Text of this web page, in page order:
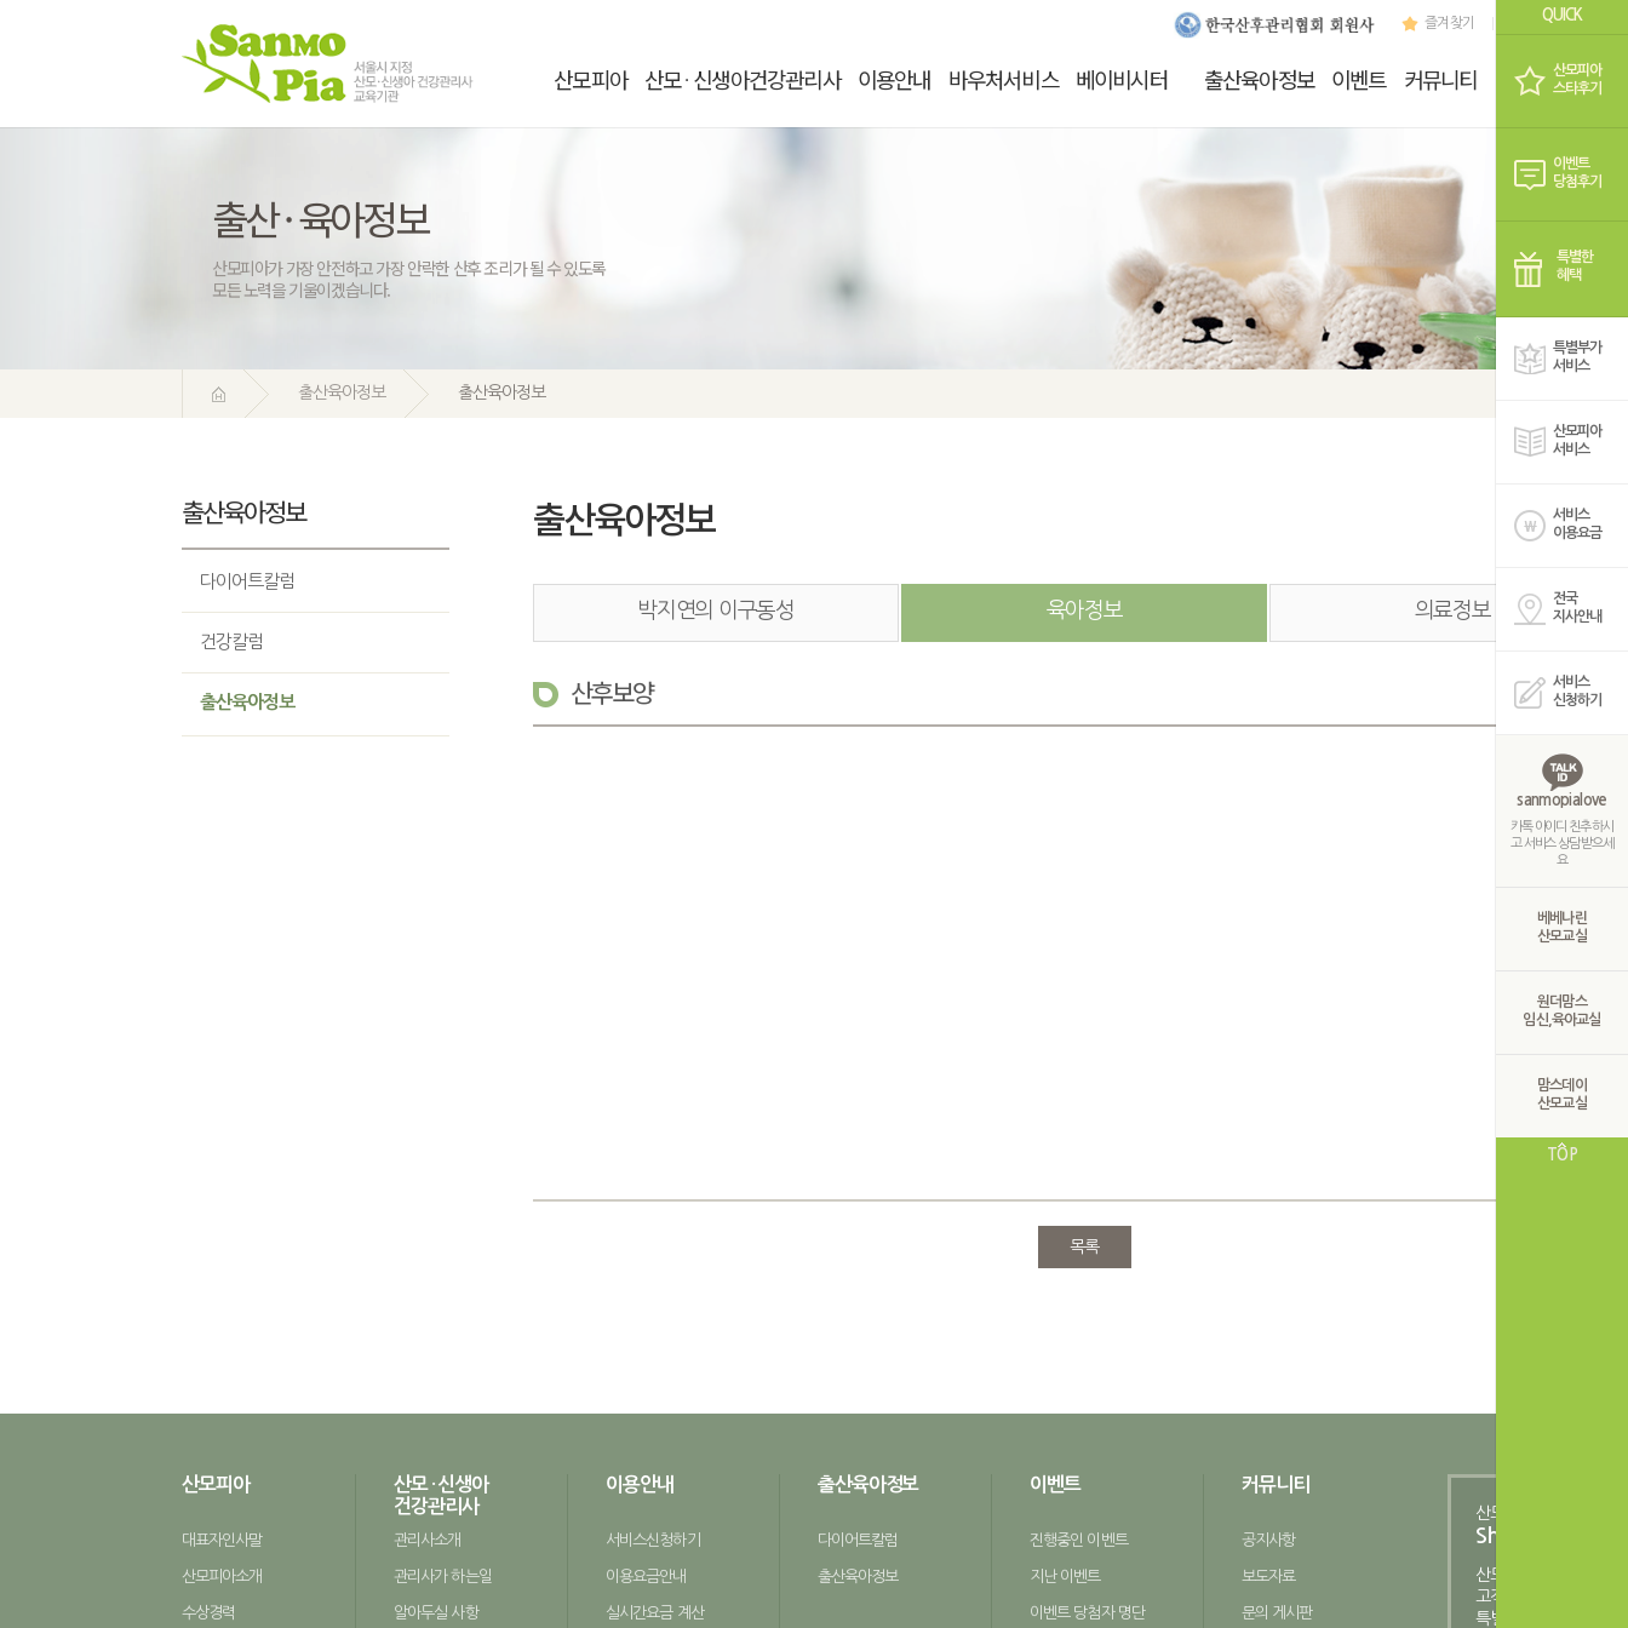
로그인
즐겨찾기
산모피아 산모ㆍ신생아건강관리사 이용안내 바우처서비스 베이비시터 출산육아정보 이벤트 커뮤니티 쇼핑
QUICK
산모피아
스타후기
이벤트
당첨후기
특별한
혜택
특별부가
서비스
산모피아
서비스
서비스
이용요금
전국
지사안내
서비스
신청하기
sanmopialove
카톡 아이디 친추 하시
고 서비스 상담 받으세
요
베베나린
산모교실
원더맘스
임신,육아교실
맘스데이
산모교실
TOP
출산 · 육아정보
산모피아가 가장 안전하고 가장 안락한 산후 조리가 될 수 있도록
모든 노력을 기울이겠습니다.
출산육아정보 출산육아정보
출산육아정보
다이어트칼럼
건강칼럼
출산육아정보
출산육아정보
박지연의 이구동성 육아정보 의료정보
산후보양
목록
산모피아
대표자인사말
산모피아소개
수상경력
산모 · 신생아
건강관리사
관리사소개
관리사가 하는일
알아두실 사항
이용안내
서비스신청하기
이용요금안내
실시간요금 계산
출산육아정보
다이어트칼럼
출산육아정보
이벤트
진행중인 이벤트
지난 이벤트
이벤트 당첨자 명단
커뮤니티
공지사항
보도자료
문의 게시판
산모피아
Shopping Mall
산모피아
고객님만을 위한
특별한 쇼핑공간